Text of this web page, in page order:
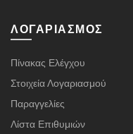
ΛΟΓΑΡΙΑΣΜΌΣ
Πίνακας Ελέγχου
Στοιχεία Λογαριασμού
Παραγγελίες
Λίστα Επιθυμιών